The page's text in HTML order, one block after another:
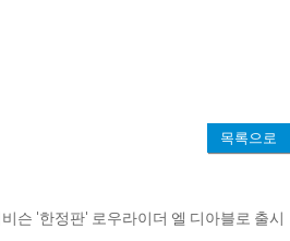
목록으로
슨 '한정판' 로우라이더 엘 디아블로 출시